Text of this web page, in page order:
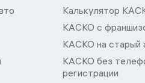
Калькулятор
КАСКО с
КАСКО на старый
КАСКО без
регистрации